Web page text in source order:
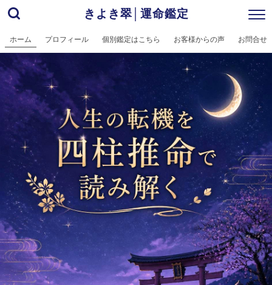
きよき翠│運命鑑定
ホーム プロフィール 個別鑑定はこちら お客様からの声 お問合せ